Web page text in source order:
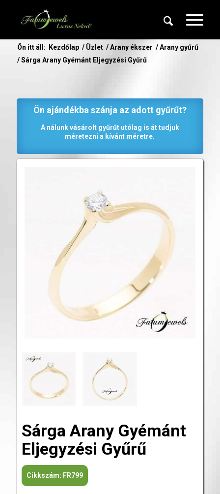
Ön itt áll: Kezdőlap / Üzlet / Arany ékszer / Arany gyűrű
/ Sárga Arany Gyémánt Eljegyzési Gyűrű
Ön ajándékba szánja az adott gyűrűt?
A nálunk vásárolt gyűrűt utólag is át tudjuk
méretezni a kívánt méretre.
Sárga Arany Gyémánt
Eljegyzési Gyűrű
Cikkszám: FR799